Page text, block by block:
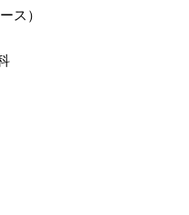
ス）